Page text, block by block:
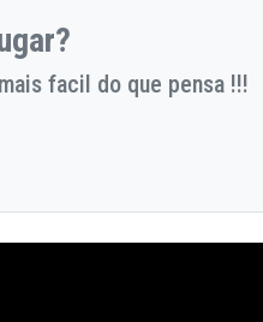
facil do que pensa !!!